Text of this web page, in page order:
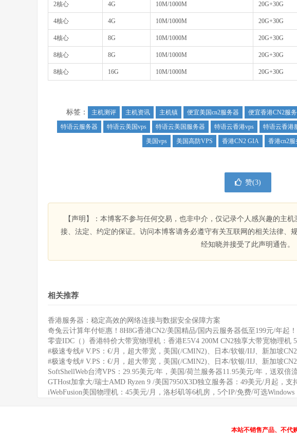
2核心 4G 10M/1000M 20G+30G
4核心 4G 10M/1000M 20G+30G
4核心 8G 10M/1000M 20G+30G
8核心 8G 10M/1000M 20G+30G
8核心 16G 10M/1000M 20G+30G
标签： 主机测评 主机资讯 主机镇 便宜美国cn2服务器 便宜香港CN2服
特语云服务器
特语云美国vps 特语云美国服务器 特语云香港vps 特语云香港
美国vps
美国高防VPS 香港CN2 GIA 香港cn2服
赞(3)
【声明】：本博客不参与任何交易，也非中介，仅记录个人感兴趣的主
接、法定、约定的保证。访问本博客请务必遵守有关互联网的相关法律、
经知晓并接受了此声明通告。
相关推荐
香港服务器：稳定高效的网络连接与数据安全保障方案
奇兔云计算年付钜惠！8H8G香港CN2/美国精品/国内云服务器低至199元/年起！
零壹IDC（）香港特价大带宽物理机：香港E5V4 200M CN2独享大带宽物理机
#极速专线# V.PS：€/月，超大带宽，美国(/CMIN2)、日本/软银/IIJ、新加坡
#极速专线# V.PS：€/月，超大带宽，美国(/CMIN2)、日本/软银/IIJ、新加坡
SoftShellWeb台湾VPS：29.95美元/年，美国/荷兰服务器11.95美元/年，送双倍
GTHost加拿大/瑞士AMD Ryzen 9 /美国7950X3D独立服务器：49美元/月起，支
iWebFusion美国物理机：45美元/月，洛杉矶等6机房，5个IP/免费/可选
本站不销售产品、不代